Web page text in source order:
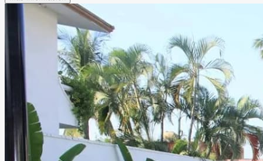
para disfrutar junto a familiares y amigos. Gracias a su
hermosa arquitectura y estilo versátil, Hacienda Juluapan
puede adaptarse a diferentes tipos de ambientación y
decoración, permitiendo crear celebraciones totalmente
personalizadas y memorables. Leer más